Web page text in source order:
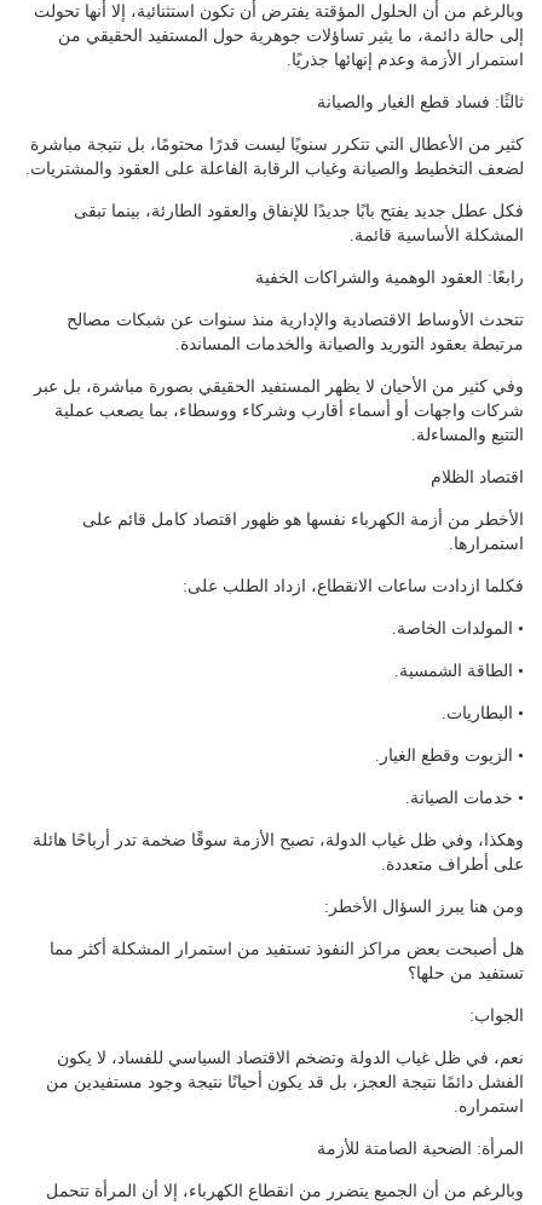
وبالرغم من أن الحلول المؤقتة يفترض أن تكون استثنائية، إلا أنها تحولت
إلى حالة دائمة، ما يثير تساؤلات جوهرية حول المستفيد الحقيقي من
استمرار الأزمة وعدم إنهائها جذريًا.
ثالثًا: فساد قطع الغيار والصيانة
كثير من الأعطال التي تتكرر سنويًا ليست قدرًا محتومًا، بل نتيجة مباشرة
لضعف التخطيط والصيانة وغياب الرقابة الفاعلة على العقود والمشتريات.
فكل عطل جديد يفتح بابًا جديدًا للإنفاق والعقود الطارئة، بينما تبقى
المشكلة الأساسية قائمة.
رابعًا: العقود الوهمية والشراكات الخفية
تتحدث الأوساط الاقتصادية والإدارية منذ سنوات عن شبكات مصالح
مرتبطة بعقود التوريد والصيانة والخدمات المساندة.
وفي كثير من الأحيان لا يظهر المستفيد الحقيقي بصورة مباشرة، بل عبر
شركات واجهات أو أسماء أقارب وشركاء ووسطاء، بما يصعب عملية
التتبع والمساءلة.
اقتصاد الظلام
الأخطر من أزمة الكهرباء نفسها هو ظهور اقتصاد كامل قائم على
استمرارها.
فكلما ازدادت ساعات الانقطاع، ازداد الطلب على:
• المولدات الخاصة.
• الطاقة الشمسية.
• البطاريات.
• الزيوت وقطع الغيار.
• خدمات الصيانة.
وهكذا، وفي ظل غياب الدولة، تصبح الأزمة سوقًا ضخمة تدر أرباحًا هائلة
على أطراف متعددة.
ومن هنا يبرز السؤال الأخطر:
هل أصبحت بعض مراكز النفوذ تستفيد من استمرار المشكلة أكثر مما
تستفيد من حلها؟
الجواب:
نعم، في ظل غياب الدولة وتضخم الاقتصاد السياسي للفساد، لا يكون
الفشل دائمًا نتيجة العجز، بل قد يكون أحيانًا نتيجة وجود مستفيدين من
استمراره.
المرأة: الضحية الصامتة للأزمة
وبالرغم من أن الجميع يتضرر من انقطاع الكهرباء، إلا أن المرأة تتحمل